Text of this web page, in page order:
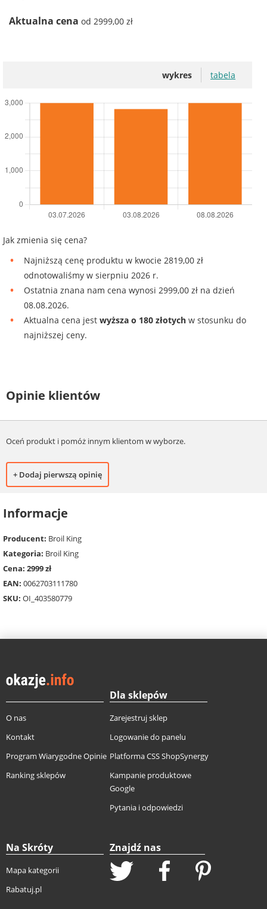
Aktualna cena od 2999,00 zł
wykres tabela
Jak zmienia się cena?
Najniższą cenę produktu w kwocie 2819,00 zł
odnotowaliśmy w sierpniu 2026 r.
Ostatnia znana nam cena wynosi 2999,00 zł na dzień
08.08.2026.
Aktualna cena jest wyższa o 180 złotych w stosunku do
najniższej ceny.
Opinie klientów
Oceń produkt i pomóż innym klientom w wyborze.
+ Dodaj pierwszą opinię
Informacje
Producent: Broil King
Kategoria: Broil King
Cena: 2999 zł
EAN: 0062703111780
SKU: OI_403580779
O nas
Kontakt
Program Wiarygodne Opinie
Ranking sklepów
Dla sklepów
Zarejestruj sklep
Logowanie do panelu
Platforma CSS ShopSynergy
Kampanie produktowe
Google
Pytania i odpowiedzi
Na Skróty
Mapa kategorii
Rabatuj.pl
Znajdź nas